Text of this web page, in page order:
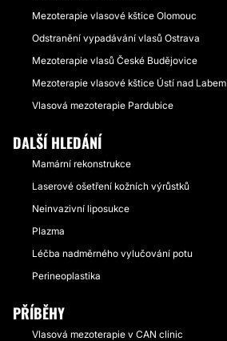
Mezoterapie vlasové kštice Olomouc
Odstranění vypadávání vlasů Ostrava
Mezoterapie vlasů České Budějovice
Mezoterapie vlasové kštice Ústí nad Labem
Vlasová mezoterapie Pardubice
DALŠÍ HLEDÁNÍ
Mamární rekonstrukce
Laserové ošetření kožních výrůstků
Neinvazivní liposukce
Plazma
Léčba nadměrného vylučování potu
Perineoplastika
PŘÍBĚHY
Vlasová mezoterapie v CAN clinic